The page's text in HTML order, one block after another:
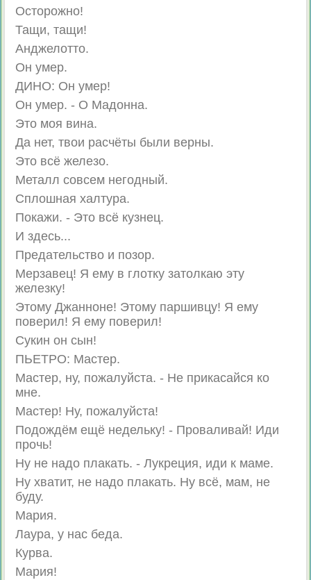
Осторожно!
Тащи, тащи!
Анджелотто.
Он умер.
ДИНО: Он умер!
Он умер. - О Мадонна.
Это моя вина.
Да нет, твои расчёты были верны.
Это всё железо.
Металл совсем негодный.
Сплошная халтура.
Покажи. - Это всё кузнец.
И здесь...
Предательство и позор.
Мерзавец! Я ему в глотку затолкаю эту
железку!
Этому Джанноне! Этому паршивцу! Я ему
поверил! Я ему поверил!
Сукин он сын!
ПЬЕТРО: Мастер.
Мастер, ну, пожалуйста. - Не прикасайся ко
мне.
Мастер! Ну, пожалуйста!
Подождём ещё недельку! - Проваливай! Иди
прочь!
Ну не надо плакать. - Лукреция, иди к маме.
Ну хватит, не надо плакать. Ну всё, мам, не
буду.
Мария.
Лаура, у нас беда.
Курва.
Мария!